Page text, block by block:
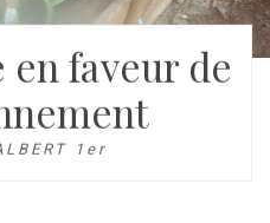
faveur de
1er